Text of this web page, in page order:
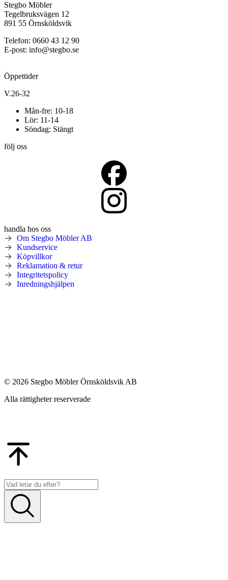
Stegbo Möbler
Tegelbruksvägen 12
891 55 Örnsköldsvik
Telefon: 0660 43 12 90
E-post: info@stegbo.se
Öppettider
V.26-32
Mån-fre: 10-18
Lör: 11-14
Söndag: Stängt
följ oss
handla hos oss
Om Stegbo Möbler AB
Kundservice
Köpvillkor
Reklamation & retur
Integritetspolicy
Inredningshjälpen
© 2026 Stegbo Möbler Örnsköldsvik AB
Alla rättigheter reserverade